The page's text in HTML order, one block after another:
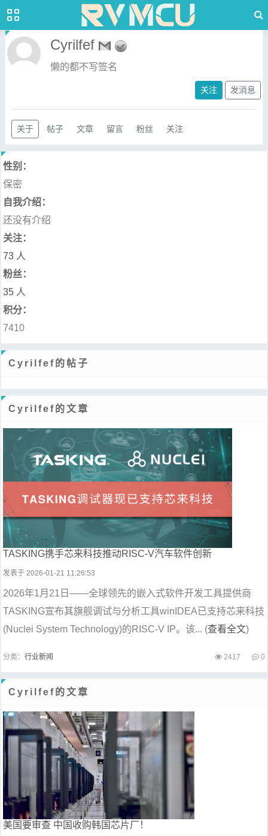
Cyrilfef
懒的都不写签名
关注 发消息
关于 帖子 文章 留言 粉丝 关注
性别：
保密
自我介绍：
还没有介绍
关注：
73 人
粉丝：
35 人
积分：
7410
Cyrilfef的帖子
Cyrilfef的文章
TASKING携手芯来科技推动RISC-V汽车软件创新
发表于 2026-01-21 11:26:53
2026年1月21日——全球领先的嵌入式软件开发工具提供商
TASKING宣布其旗舰调试与分析工具winIDEA已支持芯来科技
(Nuclei System Technology)的RISC-V IP。该... (查看全文)
分类： 行业新闻 2417 0
Cyrilfef的文章
美国要审查 中国收购韩国芯片厂！